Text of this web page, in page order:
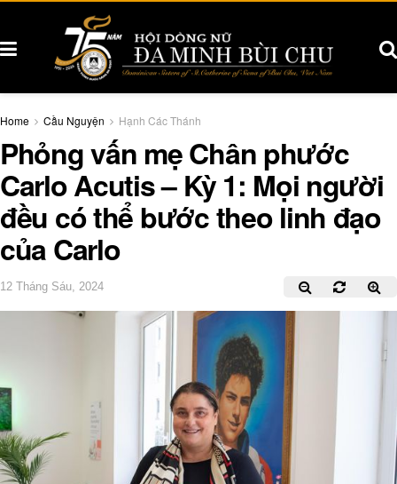
Home Cầu Nguyện Hạnh Các Thánh
Phỏng vấn mẹ Chân phước
Carlo Acutis – Kỳ 1: Mọi người
đều có thể bước theo linh đạo
của Carlo
12 Tháng Sáu, 2024